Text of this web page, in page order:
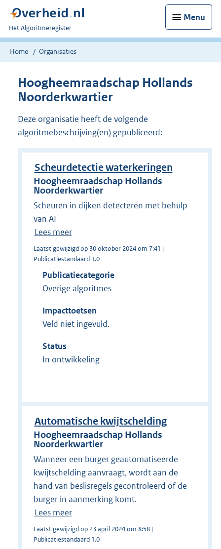
Menu
U
bent
nu
Het Algoritmeregister
Home Organisaties
Hoogheemraadschap Hollands
Noorderkwartier
Deze organisatie heeft de volgende
algoritmebeschrijving(en) gepubliceerd:
Scheurdetectie waterkeringen
Hoogheemraadschap Hollands
Noorderkwartier
Scheuren in dijken detecteren met behulp
van AI
Lees meer
Laatst gewijzigd op 30 oktober 2024 om 7:41 |
Publicatiestandaard 1.0
Publicatiecategorie
Overige algoritmes
Impacttoetsen
Veld niet ingevuld.
Status
In ontwikkeling
Automatische kwijtschelding
Hoogheemraadschap Hollands
Noorderkwartier
Wanneer een burger geautomatiseerde
kwijtschelding aanvraagt, wordt aan de
hand van beslisregels gecontroleerd of de
burger in aanmerking komt.
Lees meer
Laatst gewijzigd op 23 april 2024 om 8:58 |
Publicatiestandaard 1.0